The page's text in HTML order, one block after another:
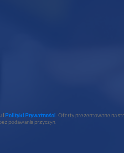
i Polityki Prywatności. Oferty prezentowane na
podawania przyczyn.